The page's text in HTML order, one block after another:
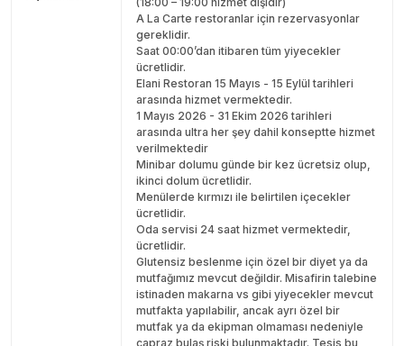
A La Carte restoranlar için rezervasyonlar
gereklidir.
Saat 00:00’dan itibaren tüm yiyecekler
ücretlidir.
Elani Restoran 15 Mayıs - 15 Eylül tarihleri
arasında hizmet vermektedir.
1 Mayıs 2026 - 31 Ekim 2026 tarihleri
arasında ultra her şey dahil konseptte hizmet
verilmektedir
Minibar dolumu günde bir kez ücretsiz olup,
ikinci dolum ücretlidir.
Menülerde kırmızı ile belirtilen içecekler
ücretlidir.
Oda servisi 24 saat hizmet vermektedir,
ücretlidir.
Glutensiz beslenme için özel bir diyet ya da
mutfağımız mevcut değildir. Misafirin talebine
istinaden makarna vs gibi yiyecekler mevcut
mutfakta yapılabilir, ancak ayrı özel bir
mutfak ya da ekipman olmaması nedeniyle
çapraz bulaş riski bulunmaktadır. Tesis bu